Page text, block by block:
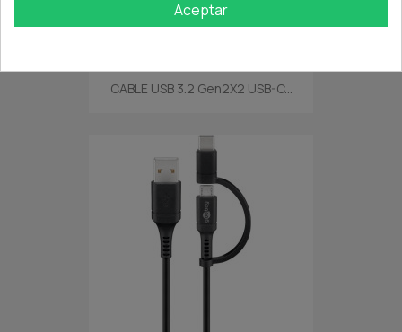
CABLE USB 3.2 Gen2X2 USB-C...
Aceptar